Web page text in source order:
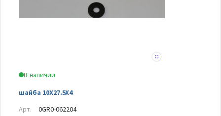
В наличии
шайба 10X27.5X4
Арт.
0GR0-062204